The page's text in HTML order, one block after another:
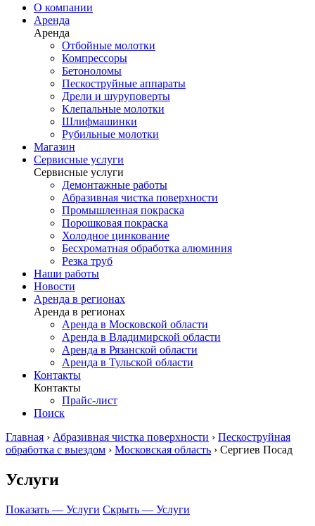
О компании
Аренда
Аренда
Отбойные молотки
Компрессоры
Бетоноломы
Пескоструйные аппараты
Дрели и шуруповерты
Клепальные молотки
Шлифмашинки
Рубильные молотки
Магазин
Сервисные услуги
Сервисные услуги
Демонтажные работы
Абразивная чистка поверхности
Промышленная покраска
Порошковая покраска
Холодное цинкование
Бесхроматная обработка алюминия
Резка труб
Наши работы
Новости
Аренда в регионах
Аренда в регионах
Аренда в Московской области
Аренда в Владимирской области
Аренда в Рязанской области
Аренда в Тульской области
Контакты
Контакты
Прайс-лист
Поиск
Главная › Абразивная чистка поверхности › Пескоструйная
обработка с выездом › Московская область › Сергиев Посад
Услуги
Показать — Услуги Скрыть — Услуги